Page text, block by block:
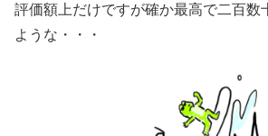
評価額上だけですが確か最高で二百数
ような・・・